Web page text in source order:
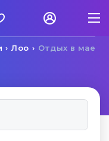
Отдых в мае
Лоо